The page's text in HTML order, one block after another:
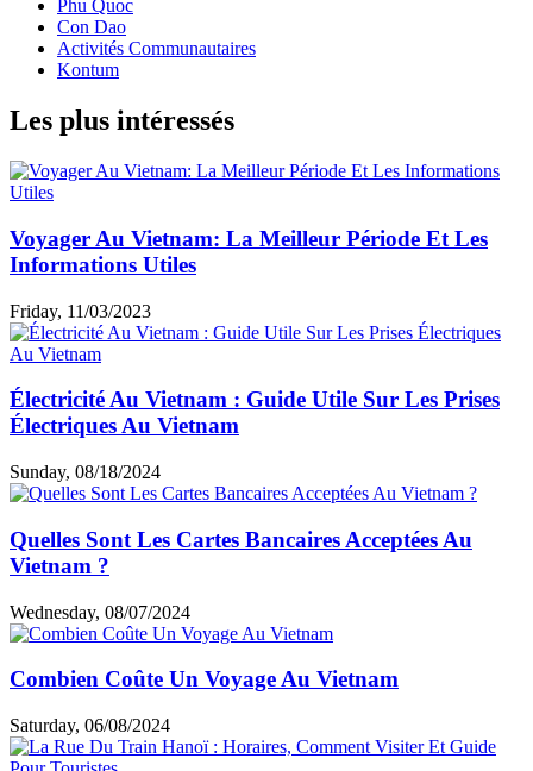
Phu Quoc
Con Dao
Activités Communautaires
Kontum
Les plus intéressés
Voyager Au Vietnam: La Meilleur Période Et Les
Informations Utiles
Friday, 11/03/2023
Électricité Au Vietnam : Guide Utile Sur Les Prises
Électriques Au Vietnam
Sunday, 08/18/2024
Quelles Sont Les Cartes Bancaires Acceptées Au
Vietnam ?
Wednesday, 08/07/2024
Combien Coûte Un Voyage Au Vietnam
Saturday, 06/08/2024